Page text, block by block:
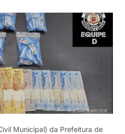
Municipal) da Prefeitura de